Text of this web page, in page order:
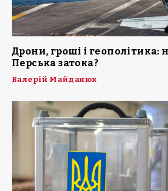
Дрони, гроші і геополітика:
Перська затока?
Валерій Майданюк